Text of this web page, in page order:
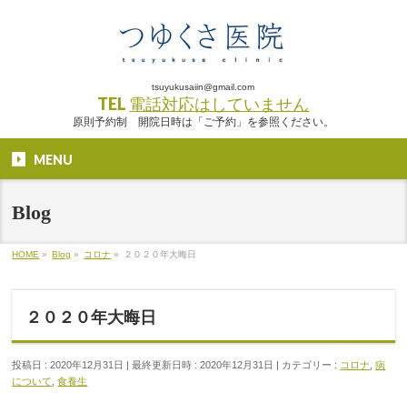
tsuyukusaiin@gmail.com
TEL 電話対応はしていません
原則予約制 開院日時は「ご予約」を参照ください。
MENU
Blog
HOME » Blog » コロナ » ２０２０年大晦日
２０２０年大晦日
投稿日 : 2020年12月31日 最終更新日時 : 2020年12月31日 カテゴリー : コロナ ,病
について ,食養生